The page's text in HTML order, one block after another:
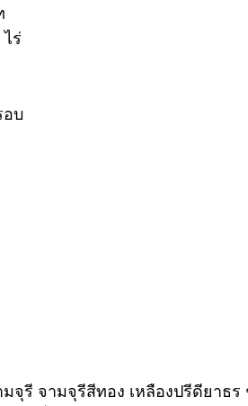
ร่
อบ
รี จามจุรีสีทอง เหลืองปรีดียา